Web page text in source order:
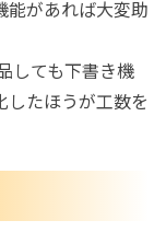
能があれば大変助
しても下書き機
たほうが工数を